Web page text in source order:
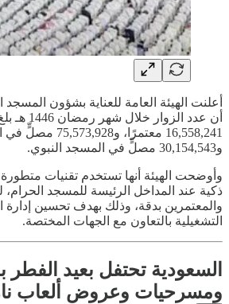
أعلنت الهيئة العامة للعناية بشؤون
16,558,241 معتمرًا،
و30,154,543 مصلٍّ في المسجد النبوي.
وأوضحت الهيئة أنها تستخدم تقنيات
ذكية عند المداخل الرئيسة للمسجد
والمعتمرين بدقة، وذلك بهدف تحسين إدارة
التشغيلية بالتعاون مع الجهات المختصة.
السعودية تحتفل بعيد الفطر
ومسرحيات وعروض ألعاب